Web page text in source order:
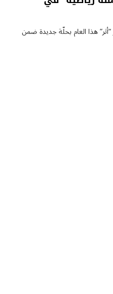
تعود جوائز “أثر” هذا العام بحلّة جديدة ضمن